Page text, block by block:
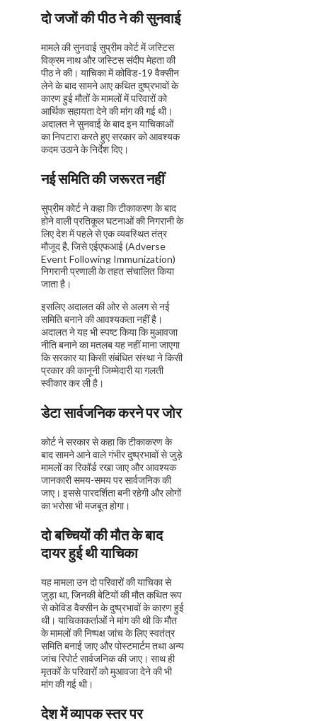
दो जजों की पीठ ने की सुनवाई
मामले की सुनवाई सुप्रीम कोर्ट में जस्टिस
विक्रम नाथ और जस्टिस संदीप मेहता की
पीठ ने की। याचिका में कोविड-19 वैक्सीन
लेने के बाद सामने आए कथित दुष्प्रभावों के
कारण हुई मौतों के मामलों में परिवारों को
आर्थिक सहायता देने की मांग की गई थी।
अदालत ने सुनवाई के बाद इन याचिकाओं
का निपटारा करते हुए सरकार को आवश्यक
कदम उठाने के निर्देश दिए।
नई समिति की जरूरत नहीं
सुप्रीम कोर्ट ने कहा कि टीकाकरण के बाद
होने वाली प्रतिकूल घटनाओं की निगरानी के
लिए देश में पहले से एक व्यवस्थित तंत्र
मौजूद है, जिसे एईएफआई (Adverse
Event Following Immunization)
निगरानी प्रणाली के तहत संचालित किया
जाता है।
इसलिए अदालत की ओर से अलग से नई
समिति बनाने की आवश्यकता नहीं है।
अदालत ने यह भी स्पष्ट किया कि मुआवजा
नीति बनाने का मतलब यह नहीं माना जाएगा
कि सरकार या किसी संबंधित संस्था ने किसी
प्रकार की कानूनी जिम्मेदारी या गलती
स्वीकार कर ली है।
डेटा सार्वजनिक करने पर जोर
कोर्ट ने सरकार से कहा कि टीकाकरण के
बाद सामने आने वाले गंभीर दुष्प्रभावों से जुड़े
मामलों का रिकॉर्ड रखा जाए और आवश्यक
जानकारी समय-समय पर सार्वजनिक की
जाए। इससे पारदर्शिता बनी रहेगी और लोगों
का भरोसा भी मजबूत होगा।
दो बच्चियों की मौत के बाद
दायर हुई थी याचिका
यह मामला उन दो परिवारों की याचिका से
जुड़ा था, जिनकी बेटियों की मौत कथित रूप
से कोविड वैक्सीन के दुष्प्रभावों के कारण हुई
थी। याचिकाकर्ताओं ने मांग की थी कि मौत
के मामलों की निष्पक्ष जांच के लिए स्वतंत्र
समिति बनाई जाए और पोस्टमार्टम तथा अन्य
जांच रिपोर्ट सार्वजनिक की जाए। साथ ही
मृतकों के परिवारों को मुआवजा देने की भी
मांग की गई थी।
देश में व्यापक स्तर पर